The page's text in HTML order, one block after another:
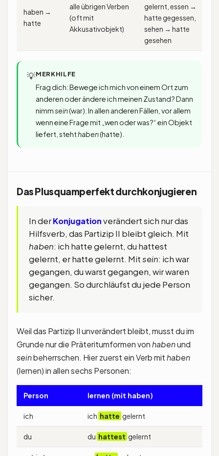
haben →
hatte
alle übrigen Verben
(oft mit
Akkusativobjekt)
gelernt, essen →
hatte gegessen,
sehen → hatte
gesehen
💡MERKHILFE
Frag dich: Bewege ich mich von einem Ort zum
anderen oder ändere ich meinen Zustand? Dann
nimmsein(war). In allen anderen Fällen, vor allem
wenn eine Frage mit „wen oder was?“ ein Objekt
liefert, stehthaben(hatte).
Das Plusquamperfekt durchkonjugieren
In derKonjugationverändert sich nur das
Hilfsverb, das Partizip II bleibt gleich. Mit
haben: ich hatte gelernt, du hattest
gelernt, er hatte gelernt. Mitsein: ich war
gegangen, du warst gegangen, wir waren
gegangen. So durchläufst du jede Person
sicher.
Weil das Partizip II unverändert bleibt, musst du im
Grunde nur die Präteritumformen vonhabenund
seinbeherrschen. Hier zuerst ein Verb mithaben
(lernen) in allen sechs Personen:
Person lernen (mit haben)
ich ich hatte gelernt
du du hattest gelernt